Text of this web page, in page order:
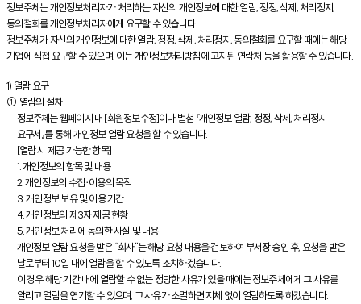
정보주체는 개인정보처리자가 처리하는 자신의 개인정보에 대한 열람, 정정, 삭제, 처리정지,
동의철회를 개인정보처리자에게 요구할 수 있습니다.
정보주체가 자신의 개인정보에 대한 열람, 정정, 삭제, 처리정지, 동의철회를 요구할 때에는 해당
기업에 직접 요구할 수 있으며, 이는 개인정보처리방침에 고지된 연락처 등을 활용할 수 있습니다.
1) 열람 요구
① 열람의 절차
정보주체는 웹페이지 내 [회원정보수정]이나 별첨 『개인정보 열람, 정정, 삭제, 처리정지
요구서』를 통해 개인정보 열람 요청을 할 수 있습니다.
[열람 시 제공 가능한 항목]
1. 개인정보의 항목 및 내용
2. 개인정보의 수집∙이용의 목적
3. 개인정보 보유 및 이용 기간
4. 개인정보의 제3자 제공 현황
5. 개인정보 처리에 동의한 사실 및 내용
개인정보 열람 요청을 받은 “회사”는 해당 요청 내용을 검토하여 부서장 승인 후, 요청을 받은
날로부터 10일 내에 열람을 할 수 있도록 조치하겠습니다.
이 경우 해당 기간 내에 열람할 수 없는 정당한 사유가 있을 때에는 정보주체에게 그 사유를
알리고 열람을 연기할 수 있으며, 그 사유가 소멸하면 지체 없이 열람하도록 하겠습니다.